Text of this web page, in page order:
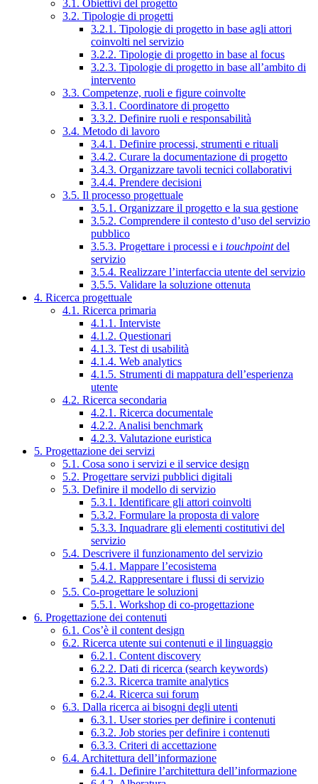
3.1. Obiettivi del progetto
3.2. Tipologie di progetti
3.2.1. Tipologie di progetto in base agli attori
coinvolti nel servizio
3.2.2. Tipologie di progetto in base al focus
3.2.3. Tipologie di progetto in base all’ambito di
intervento
3.3. Competenze, ruoli e figure coinvolte
3.3.1. Coordinatore di progetto
3.3.2. Definire ruoli e responsabilità
3.4. Metodo di lavoro
3.4.1. Definire processi, strumenti e rituali
3.4.2. Curare la documentazione di progetto
3.4.3. Organizzare tavoli tecnici collaborativi
3.4.4. Prendere decisioni
3.5. Il processo progettuale
3.5.1. Organizzare il progetto e la sua gestione
3.5.2. Comprendere il contesto d’uso del servizio
pubblico
3.5.3. Progettare i processi e i touchpointdel
servizio
3.5.4. Realizzare l’interfaccia utente del servizio
3.5.5. Validare la soluzione ottenuta
4. Ricerca progettuale
4.1. Ricerca primaria
4.1.1. Interviste
4.1.2. Questionari
4.1.3. Test di usabilità
4.1.4. Web analytics
4.1.5. Strumenti di mappatura dell’esperienza
utente
4.2. Ricerca secondaria
4.2.1. Ricerca documentale
4.2.2. Analisi benchmark
4.2.3. Valutazione euristica
5. Progettazione dei servizi
5.1. Cosa sono i servizi e il service design
5.2. Progettare servizi pubblici digitali
5.3. Definire il modello di servizio
5.3.1. Identificare gli attori coinvolti
5.3.2. Formulare la proposta di valore
5.3.3. Inquadrare gli elementi costitutivi del
servizio
5.4. Descrivere il funzionamento del servizio
5.4.1. Mappare l’ecosistema
5.4.2. Rappresentare i flussi di servizio
5.5. Co-progettare le soluzioni
5.5.1. Workshop di co-progettazione
6. Progettazione dei contenuti
6.1. Cos’è il content design
6.2. Ricerca utente sui contenuti e il linguaggio
6.2.1. Content discovery
6.2.2. Dati di ricerca (search keywords)
6.2.3. Ricerca tramite analytics
6.2.4. Ricerca sui forum
6.3. Dalla ricerca ai bisogni degli utenti
6.3.1. User stories per definire i contenuti
6.3.2. Job stories per definire i contenuti
6.3.3. Criteri di accettazione
6.4. Architettura dell’informazione
6.4.1. Definire l’architettura dell’informazione